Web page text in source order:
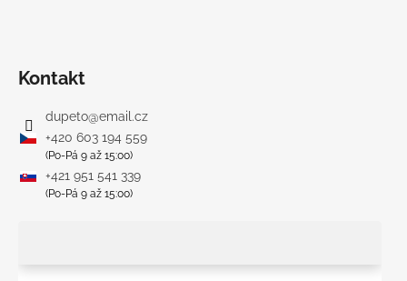
Kontakt
dupeto@email.cz
+420 603 194 559
(Po-Pá 9 až 15:00)
+421 951 541 339
(Po-Pá 9 až 15:00)